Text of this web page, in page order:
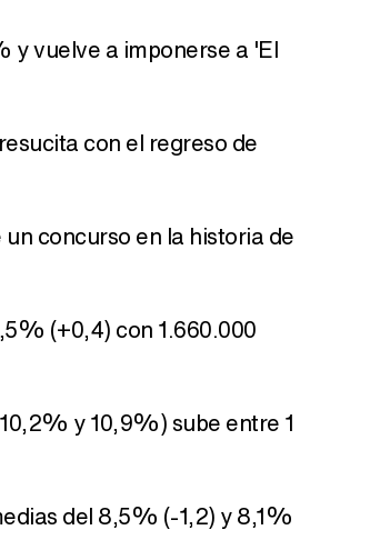
y vuelve a imponerse a 'El
con el regreso de
concurso en la historia de
(+0,4) con 1.660.000
y 10,9%) sube entre 1
del 8,5% (-1,2) y 8,1%